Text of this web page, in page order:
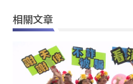
相關文章